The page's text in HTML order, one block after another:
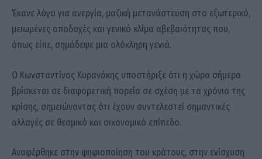
Έκανε λόγο για ανεργία, μαζική μετανάστευση στο εξωτερικό,
μειωμένες αποδοχές και γενικό κλίμα αβεβαιότητας που,
όπως είπε, σημάδεψε μια ολόκληρη γενιά.
Ο Κωνσταντίνος Κυρανάκης υποστήριξε ότι η χώρα σήμερα
βρίσκεται σε διαφορετική πορεία σε σχέση με τα χρόνια της
κρίσης, σημειώνοντας ότι έχουν συντελεστεί σημαντικές
αλλαγές σε θεσμικό και οικονομικό επίπεδο.
Αναφέρθηκε στην ψηφιοποίηση του κράτους, στην ενίσχυση